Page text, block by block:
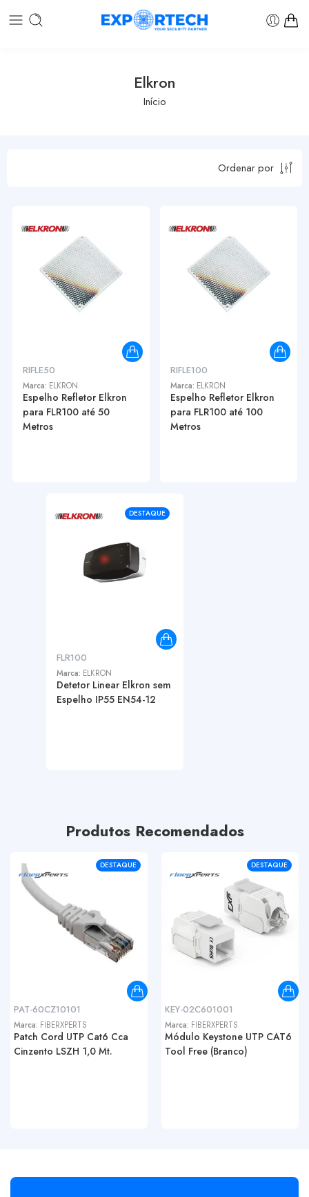
Elkron
Início
Ordenar por
RIFLE50
Marca: ELKRON
Espelho Refletor Elkron
para FLR100 até 50
Metros
RIFLE100
Marca: ELKRON
Espelho Refletor Elkron
para FLR100 até 100
Metros
DESTAQUE
FLR100
Marca: ELKRON
Detetor Linear Elkron sem
Espelho IP55 EN54-12
Produtos Recomendados
DESTAQUE
PAT-60CZ10101
Marca: FIBERXPERTS
Patch Cord UTP Cat6 Cca
Cinzento LSZH 1,0 Mt.
DESTAQUE
KEY-02C601001
Marca: FIBERXPERTS
Módulo Keystone UTP CAT6
Tool Free (Branco)